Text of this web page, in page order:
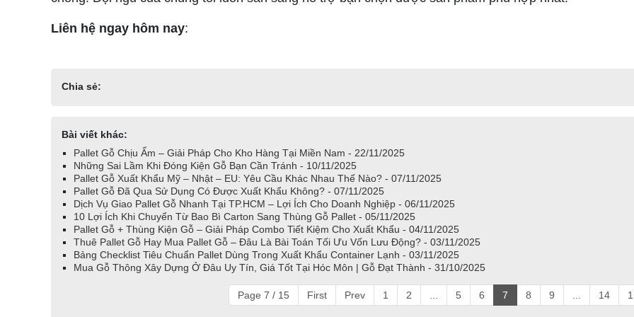
Liên hệ ngay hôm nay:
Chia sẻ:
Bài viết khác:
Pallet Gỗ Chịu Ẩm – Giải Pháp Cho Kho Hàng Tại Miền Nam - 22/11/2025
Những Sai Lầm Khi Đóng Kiện Gỗ Bạn Cần Tránh - 10/11/2025
Pallet Gỗ Xuất Khẩu Mỹ – Nhật – EU: Yêu Cầu Khác Nhau Thế Nào? - 07/11/2025
Pallet Gỗ Đã Qua Sử Dụng Có Được Xuất Khẩu Không? - 07/11/2025
Dịch Vụ Giao Pallet Gỗ Nhanh Tại TP.HCM – Lợi Ích Cho Doanh Nghiệp - 06/11/2025
10 Lợi Ích Khi Chuyển Từ Bao Bì Carton Sang Thùng Gỗ Pallet - 05/11/2025
Pallet Gỗ + Thùng Kiện Gỗ – Giải Pháp Combo Tiết Kiệm Cho Xuất Khẩu - 04/11/2025
Thuê Pallet Gỗ Hay Mua Pallet Gỗ – Đâu Là Bài Toán Tối Ưu Vốn Lưu Động? - 03/11/2025
Bảng Checklist Tiêu Chuẩn Pallet Dùng Trong Xuất Khẩu Container Lạnh - 03/11/2025
Mua Gỗ Thông Xây Dựng Ở Đâu Uy Tín, Giá Tốt Tại Hóc Môn | Gỗ Đạt Thành - 31/10/2025
Page 7 / 15 First Prev 1 2 5 6 7 8 9 14